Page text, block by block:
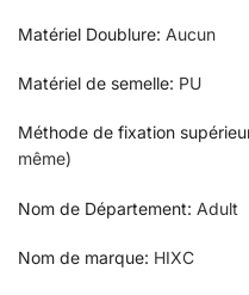
Matériel Doublure: Aucun
Matériel de semelle: PU
Méthode de fixation
même)
Nom de Département: Adult
Nom de marque: HIXC